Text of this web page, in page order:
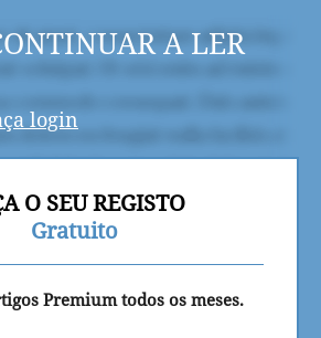
A LER
login
O SEU REGISTO
Gratuito
Premium todos os meses.